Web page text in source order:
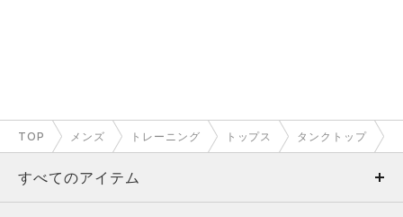
TOP メンズ トレーニング トップス タンクトップ
すべてのアイテム